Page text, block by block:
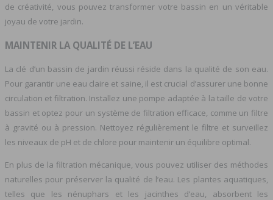
de créativité, vous pouvez transformer votre bassin en un véritable
joyau de votre jardin.
MAINTENIR LA QUALITÉ DE L’EAU
La clé d’un bassin de jardin réussi réside dans la qualité de son eau.
Pour garantir une eau claire et saine, il est crucial d’assurer une bonne
circulation et filtration. Installez une pompe adaptée à la taille de votre
bassin et optez pour un système de filtration efficace, comme un filtre
à gravité ou à pression. Nettoyez régulièrement le filtre et surveillez
les niveaux de pH et de chlore pour maintenir un équilibre optimal.
En plus de la filtration mécanique, vous pouvez utiliser des méthodes
naturelles pour préserver la qualité de l’eau. Les plantes aquatiques,
telles que les nénuphars et les jacinthes d’eau, absorbent les